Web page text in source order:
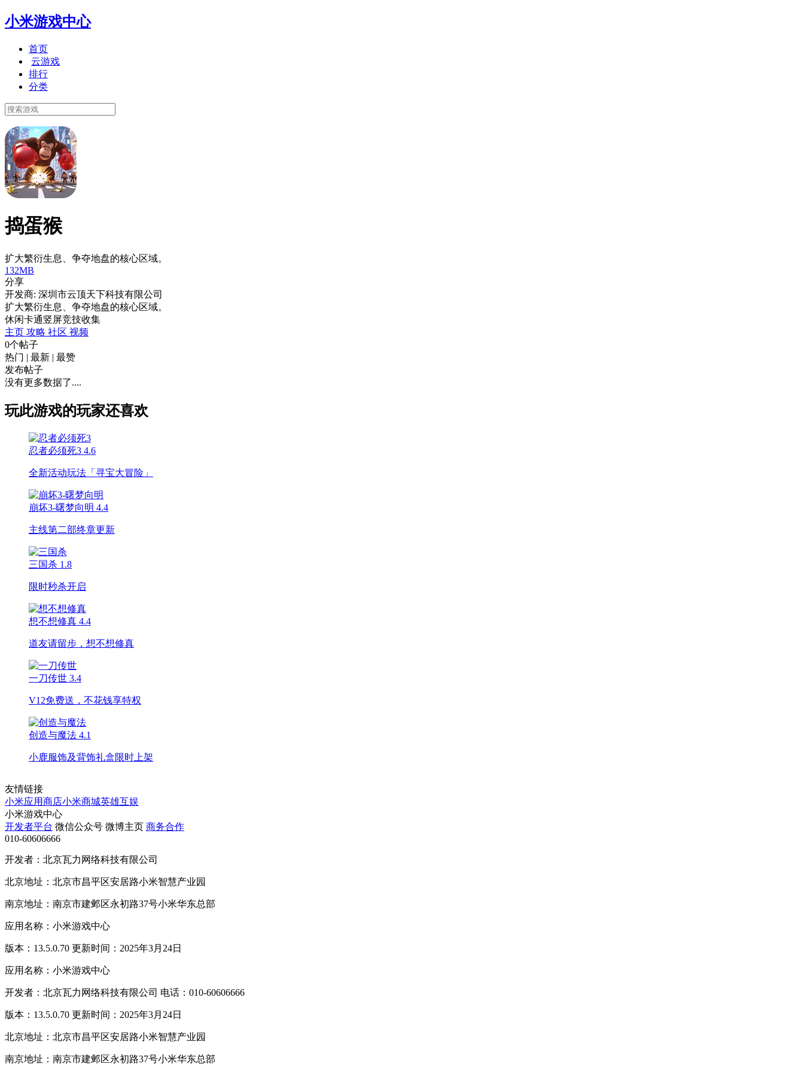
小米游戏中心
首页
云游戏
排行
分类
捣蛋猴
扩大繁衍生息、争夺地盘的核心区域。
132MB
分享
开发商: 深圳市云顶天下科技有限公司
扩大繁衍生息、争夺地盘的核心区域。
休闲卡通竖屏竞技收集
主页 攻略 社区 视频
0个帖子
热门 | 最新 | 最赞
发布帖子
没有更多数据了....
玩此游戏的玩家还喜欢
忍者必须死3 4.6
全新活动玩法「寻宝大冒险」
崩坏3-曙梦向明 4.4
主线第二部终章更新
三国杀 1.8
限时秒杀开启
想不想修真 4.4
道友请留步，想不想修真
一刀传世 3.4
V12免费送，不花钱享特权
创造与魔法 4.1
小鹿服饰及背饰礼盒限时上架
友情链接
小米应用商店小米商城英雄互娱
小米游戏中心
开发者平台 微信公众号 微博主页 商务合作
010-60606666
开发者：北京瓦力网络科技有限公司
北京地址：北京市昌平区安居路小米智慧产业园
南京地址：南京市建邺区永初路37号小米华东总部
应用名称：小米游戏中心
版本：13.5.0.70 更新时间：2025年3月24日
应用名称：小米游戏中心
开发者：北京瓦力网络科技有限公司 电话：010-60606666
版本：13.5.0.70 更新时间：2025年3月24日
北京地址：北京市昌平区安居路小米智慧产业园
南京地址：南京市建邺区永初路37号小米华东总部